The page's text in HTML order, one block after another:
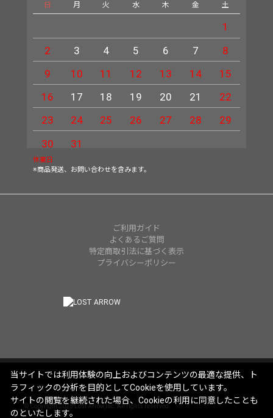
日 月 火 水 木 金 土
1
2
3 4 5 6 7
8
9
10 11 12 13 14
15
16
17 18 19 20 21
22
23
24 25 26 27 28
29
30
31
休業日
※商品発送、お問い合わせを含みます。
ご利用ガイド
よくあるご質問
特定商取引法に基づく表示
プライバシーポリシー
© Copyright 2025 Lost Arrow,Inc. All rights reserved.
当サイトでは利用体験の向上およびコンテンツの最適な提供、ト
ラフィックの分析を目的としてCookieを使用しています。
サイトの閲覧を継続された場合、Cookieの利用に同意したことも
のといたします。